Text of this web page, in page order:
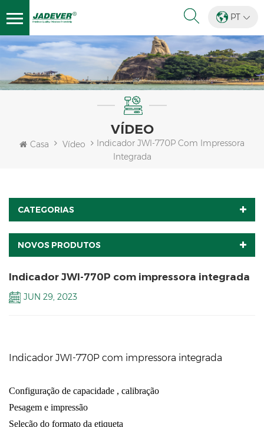
PT
VÍDEO
Casa Vídeo
Indicador JWI-770P Com Impressora
Integrada
CATEGORIAS
NOVOS PRODUTOS
Indicador JWI-770P com impressora integrada
JUN 29, 2023
Indicador JWI-770P com impressora integrada
Configuração de capacidade , calibração
Pesagem e impressão
Seleção do formato da etiqueta